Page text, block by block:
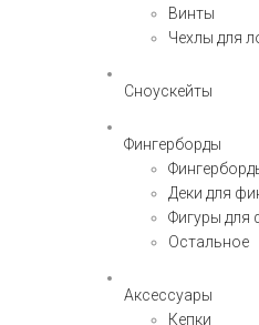
Винты
Чехлы для
Сноускейты
Фингерборды
Деки для
Фигуры для
Остальное
Аксессуары
Кепки